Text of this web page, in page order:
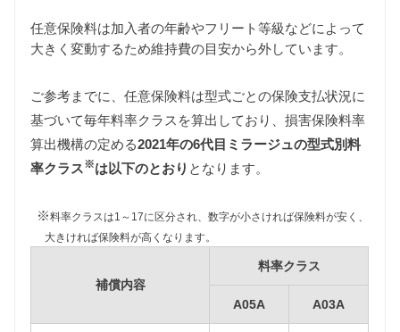
自動車税
自動車税は排気量によって異なります。
A05A型ミラージュは660〜1000cc、A03A型ミラージ
また自動車税制改正により2019年10月1日以降に新車
登録された6代目ミラージュの自動車税は減額されま
すが、維持費は旧税額をもとに算出しています。
新税額（2019/10/1以降） 旧税額
任意保険料は加入者の年齢やフリート等級などによって
大きく変動するため維持費の目安から外しています。
ご参考までに、任意保険料は型式ごとの保険支払状況に
基づいて毎年料率クラスを算出しており、損害保険料率
算出機構の定める2021年の6代目ミラージュの型式別料
率クラス※は以下のとおり となります。
※料率クラスは1～17に区分され、数字が小さければ保険料が安く、
大きければ保険料が高くなります。
補償内容
料率クラス
A05A A03A